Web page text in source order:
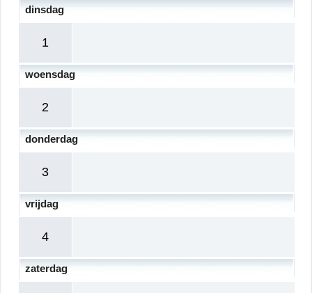
dinsdag
1
woensdag
2
donderdag
3
vrijdag
4
zaterdag